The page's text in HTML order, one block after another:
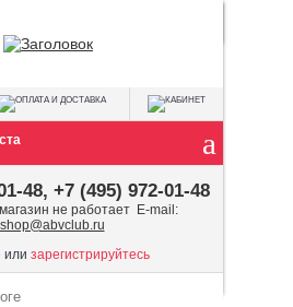
48, +7 (495) 972-01-48
не работает E-mail:
или зарегистрируйтесь